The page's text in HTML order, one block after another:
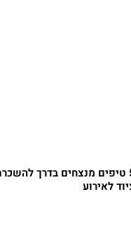
5 טיפים מנצחים בדרך
לאירוע